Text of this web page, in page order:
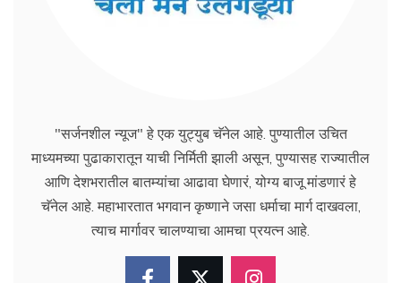
"सर्जनशील न्यूज" हे एक युट्युब चॅनेल आहे. पुण्यातील उचित
माध्यमच्या पुढाकारातून याची निर्मिती झाली असून, पुण्यासह राज्यातील
आणि देशभरातील बातम्यांचा आढावा घेणारं, योग्य बाजू मांडणारं हे
चॅनेल आहे. महाभारतात भगवान कृष्णाने जसा धर्माचा मार्ग दाखवला,
त्याच मार्गावर चालण्याचा आमचा प्रयत्न आहे.